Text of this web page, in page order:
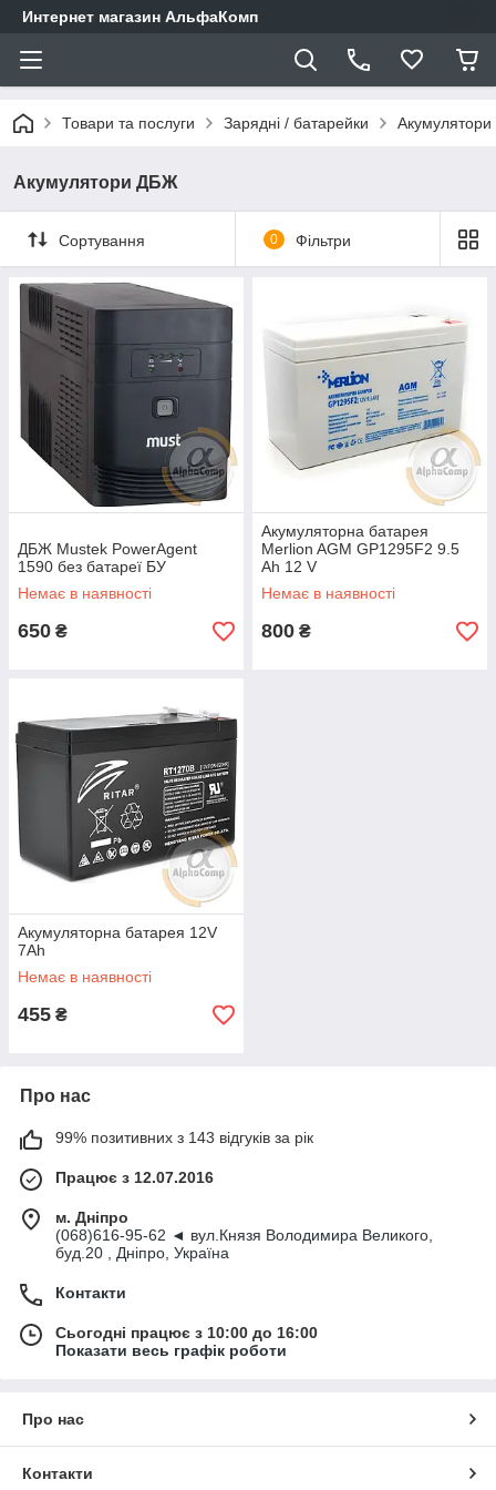
Интернет магазин АльфаКомп
Товари та послуги Зарядні / батарейки
Акумулятори ДБЖ
Сортування 0 Фільтри
ДБЖ Mustek PowerAgent
1590 без батареї БУ
Немає в наявності
650 ₴
Акумуляторна батарея
Merlion AGM GP1295F2 9.5
Ah 12 V
Немає в наявності
800 ₴
Акумуляторна батарея 12V
7Ah
Немає в наявності
455 ₴
Про нас
99% позитивних з 143 відгуків за рік
Працює з 12.07.2016
м. Дніпро
(068)616-95-62 ◄ вул.Князя Володимира Великого,
буд.20 , Дніпро, Україна
Контакти
Сьогодні працює з 10:00 до 16:00
Показати весь графік роботи
Про нас
Контакти